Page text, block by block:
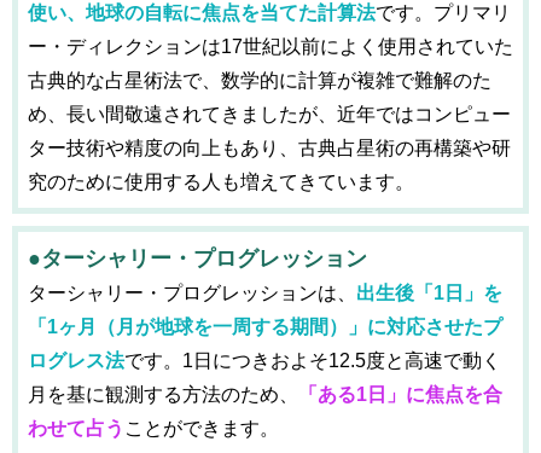
使い、地球の自転に焦点を当てた計算法です。プリマリ
ー・ディレクションは17世紀以前によく使用されていた
古典的な占星術法で、数学的に計算が複雑で難解のた
め、長い間敬遠されてきましたが、近年ではコンピュー
ター技術や精度の向上もあり、古典占星術の再構築や研
究のために使用する人も増えてきています。
●ターシャリー・プログレッション
ターシャリー・プログレッションは、 出生後「1日」を
「1ヶ月（月が地球を一周する期間）」に対応させたプ
ログレス法です。1日につきおよそ12.5度と高速で動く
月を基に観測する方法のため、
「ある1日」に焦点を合
わせて占う ことができます。